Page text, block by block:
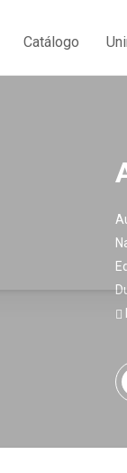
Catálogo